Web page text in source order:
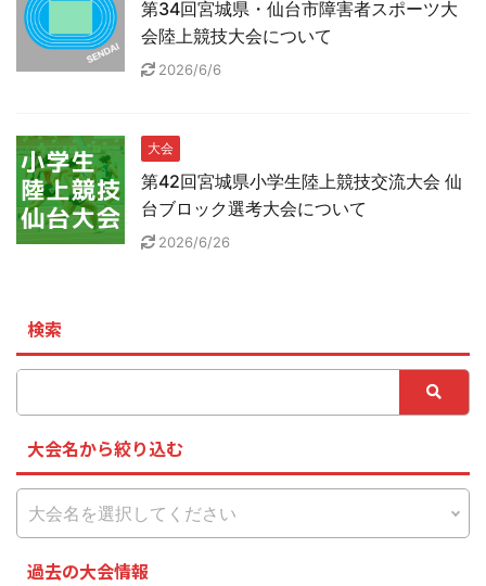
第34回宮城県・仙台市障害者スポーツ大
会陸上競技大会について
2026/6/6
大会
第42回宮城県小学生陸上競技交流大会 仙
台ブロック選考大会について
2026/6/26
検索
大会名から絞り込む
過去の大会情報